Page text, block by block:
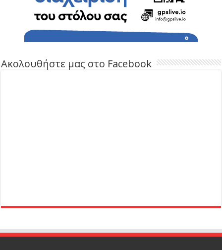
Ακολουθήστε μας στο Facebook